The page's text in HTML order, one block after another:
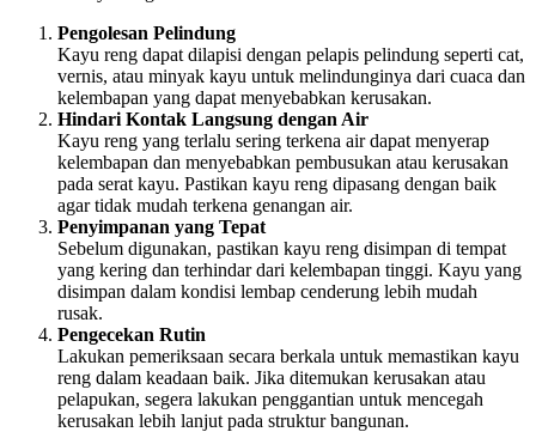
Pengolesan Pelindung
Kayu reng dapat dilapisi dengan pelapis pelindung seperti cat,
vernis, atau minyak kayu untuk melindunginya dari cuaca dan
kelembapan yang dapat menyebabkan kerusakan.
Hindari Kontak Langsung dengan Air
Kayu reng yang terlalu sering terkena air dapat menyerap
kelembapan dan menyebabkan pembusukan atau kerusakan
pada serat kayu. Pastikan kayu reng dipasang dengan baik
agar tidak mudah terkena genangan air.
Penyimpanan yang Tepat
Sebelum digunakan, pastikan kayu reng disimpan di tempat
yang kering dan terhindar dari kelembapan tinggi. Kayu yang
disimpan dalam kondisi lembap cenderung lebih mudah
rusak.
Pengecekan Rutin
Lakukan pemeriksaan secara berkala untuk memastikan kayu
reng dalam keadaan baik. Jika ditemukan kerusakan atau
pelapukan, segera lakukan penggantian untuk mencegah
kerusakan lebih lanjut pada struktur bangunan.